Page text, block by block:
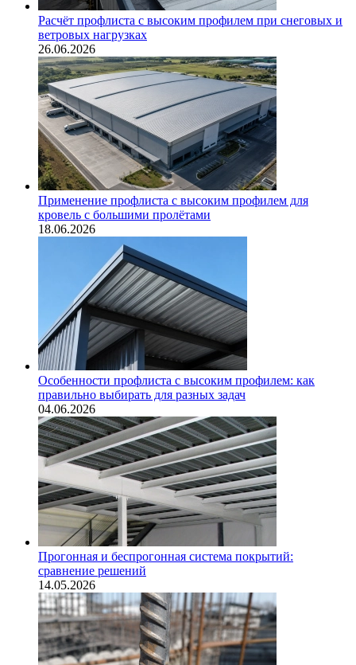
Расчёт профлиста с высоким профилем при снеговых и
ветровых нагрузках
26.06.2026
Применение профлиста с высоким профилем для
кровель с большими пролётами
18.06.2026
Особенности профлиста с высоким профилем: как
правильно выбирать для разных задач
04.06.2026
Прогонная и беспрогонная система покрытий:
сравнение решений
14.05.2026